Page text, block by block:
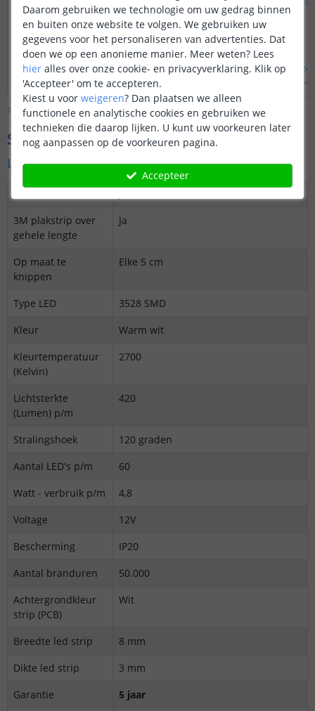
buigingen of hoeken kan deze helaas
niet maken.
Bekijkhele antwoord
Door Sharona op dinsdag 9 september 2025
knipt u de
er af. De
gebruiken voor het
voeding en sensor.
Bekijkhele
zondag 6
Bekijk alle Vraag & antwoord
Specificaties
Led strip warm wit
3M plakstrip over
gehele lengte
Ja
Op maat te
knippen
Elke 5 cm
Type LED
3528 SMD
Kleur
Warm wit
Kleurtemperatuur
(Kelvin)
2700
Lichtsterkte
(Lumen) p/m
420
Stralingshoek
120 graden
Aantal LED's p/m
60
Watt - verbruik p/m
4,8
Voltage
12V
Bescherming
IP20
Aantal branduren
50.000
Achtergrondkleur
strip (PCB)
Wit
Breedte led strip
8 mm
Dikte led strip
3 mm
Garantie
5 jaar
Daarom gebruiken we technologie om uw gedrag binnen
en buiten onze website te volgen. We gebruiken uw
gegevens voor het personaliseren van advertenties. Dat
doen we op een anonieme manier. Meer weten? Lees
hier alles over onze cookie- en privacyverklaring. Klik op
'Accepteer' om te accepteren.
Kiest u voor weigeren? Dan plaatsen we alleen
functionele en analytische cookies en gebruiken we
technieken die daarop lijken. U kunt uw voorkeuren later
nog aanpassen op de voorkeuren pagina.
Accepteer